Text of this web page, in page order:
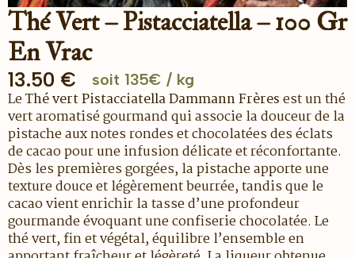
Thé Vert – Pistacciatella – 100 Gr
En Vrac
13.50 € soit 135€ / kg
LeThé vert PistacciatellaDammann Frèresest un thé
vert aromatisé gourmand qui associe la douceur de la
pistache aux notes rondes et chocolatées des éclats
de cacao pour une infusion délicate et réconfortante.
Dès les premières gorgées, la pistache apporte une
texture douce et légèrement beurrée, tandis que le
cacao vient enrichir la tasse d’une profondeur
gourmande évoquant une confiserie chocolatée. Le
thé vert, fin et végétal, équilibre l’ensemble en